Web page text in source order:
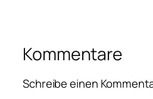
Kommentare
Schreibe einen